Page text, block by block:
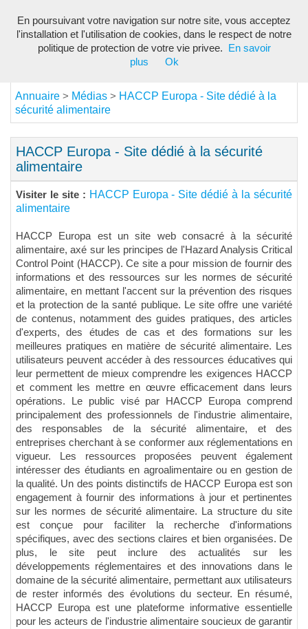
Annuaire > Médias > HACCP Europa - Site dédié à la
sécurité alimentaire
HACCP Europa - Site dédié à la sécurité
alimentaire
Visiter le site : HACCP Europa - Site dédié à la sécurité
alimentaire
HACCP Europa est un site web consacré à la sécurité
alimentaire, axé sur les principes de l'Hazard Analysis Critical
Control Point (HACCP). Ce site a pour mission de fournir des
informations et des ressources sur les normes de sécurité
alimentaire, en mettant l'accent sur la prévention des risques
et la protection de la santé publique. Le site offre une variété
de contenus, notamment des guides pratiques, des articles
d'experts, des études de cas et des formations sur les
meilleures pratiques en matière de sécurité alimentaire. Les
utilisateurs peuvent accéder à des ressources éducatives qui
leur permettent de mieux comprendre les exigences HACCP
et comment les mettre en œuvre efficacement dans leurs
opérations. Le public visé par HACCP Europa comprend
principalement des professionnels de l'industrie alimentaire,
des responsables de la sécurité alimentaire, et des
entreprises cherchant à se conformer aux réglementations en
vigueur. Les ressources proposées peuvent également
intéresser des étudiants en agroalimentaire ou en gestion de
la qualité. Un des points distinctifs de HACCP Europa est son
engagement à fournir des informations à jour et pertinentes
sur les normes de sécurité alimentaire. La structure du site
est conçue pour faciliter la recherche d'informations
spécifiques, avec des sections claires et bien organisées. De
plus, le site peut inclure des actualités sur les
développements réglementaires et des innovations dans le
domaine de la sécurité alimentaire, permettant aux utilisateurs
de rester informés des évolutions du secteur. En résumé,
HACCP Europa est une plateforme informative essentielle
pour les acteurs de l'industrie alimentaire soucieux de garantir
En poursuivant votre navigation sur notre site, vous acceptez
l'installation et l'utilisation de cookies, dans le respect de notre
politique de protection de votre vie privee.
En savoir
plus
Ok